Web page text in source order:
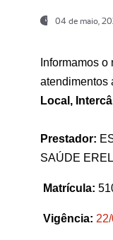
04 de maio,
Informamos
atendimentos
Local,
Prestador:
SAÚDE ERELI
Matrícula:
Vigência: 22